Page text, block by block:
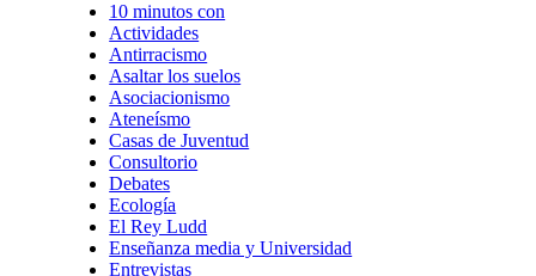
10 minutos con
Actividades
Antirracismo
Asaltar los suelos
Asociacionismo
Ateneísmo
Casas de Juventud
Consultorio
Debates
Ecología
El Rey Ludd
Enseñanza media y Universidad
Entrevistas